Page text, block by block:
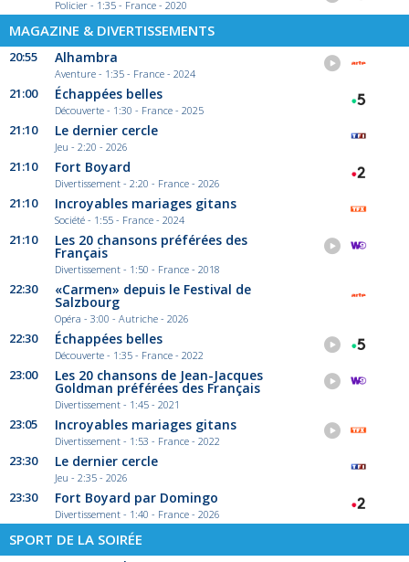
Policier - 1:35 - France - 2020
MAGAZINE & DIVERTISSEMENTS
20:55 Alhambra
Aventure - 1:35 - France - 2024
21:00 Échappées belles
Découverte - 1:30 - France - 2025
21:10 Le dernier cercle
Jeu - 2:20 - 2026
21:10 Fort Boyard
Divertissement - 2:20 - France - 2026
21:10 Incroyables mariages gitans
Société - 1:55 - France - 2024
21:10 Les 20 chansons préférées des
Français
Divertissement - 1:50 - France - 2018
22:30 «Carmen» depuis le Festival de
Salzbourg
Opéra - 3:00 - Autriche - 2026
22:30 Échappées belles
Découverte - 1:35 - France - 2022
23:00 Les 20 chansons de Jean-Jacques
Goldman préférées des Français
Divertissement - 1:45 - 2021
23:05 Incroyables mariages gitans
Divertissement - 1:53 - France - 2022
23:30 Le dernier cercle
Jeu - 2:35 - 2026
23:30 Fort Boyard par Domingo
Divertissement - 1:40 - France - 2026
SPORT DE LA SOIRÉE